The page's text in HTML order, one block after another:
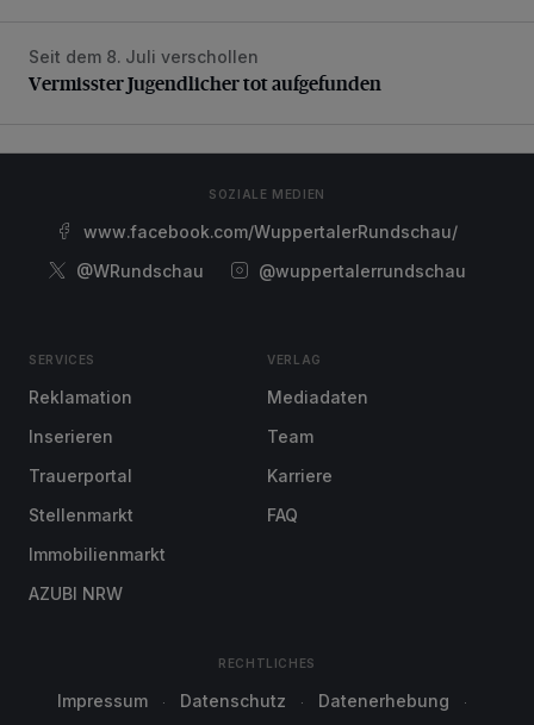
Vermisster Jugendlicher tot aufgefunden
Seit dem 8. Juli verschollen
Vermisster Jugendlicher tot aufgefunden
SOZIALE MEDIEN
www.facebook.com/WuppertalerRundschau/
@WRundschau
@wuppertalerrundschau
SERVICES
Reklamation
Inserieren
Trauerportal
Stellenmarkt
Immobilienmarkt
AZUBI NRW
VERLAG
Mediadaten
Team
Karriere
FAQ
RECHTLICHES
Impressum Datenschutz Datenerhebung